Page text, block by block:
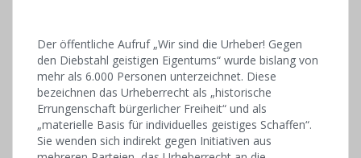
Der öffentliche Aufruf „Wir sind die Urheber! Gegen
den Diebstahl geistigen Eigentums“ wurde bislang von
mehr als 6.000 Personen unterzeichnet. Diese
bezeichnen das Urheberrecht als „historische
Errungenschaft bürgerlicher Freiheit“ und als
„materielle Basis für individuelles geistiges Schaffen“.
Sie wenden sich indirekt gegen Initiativen aus